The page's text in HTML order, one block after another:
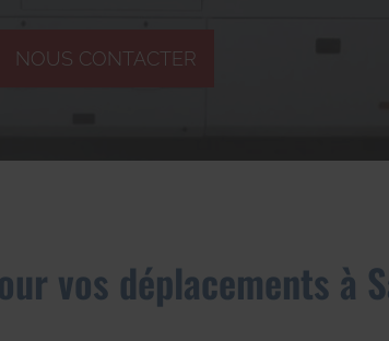
NOUS CONTACTER
vos déplacements à